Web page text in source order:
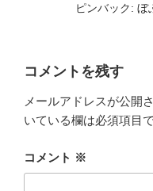
ピンバック: ぼ
コメントを残す
メールアドレスが公開
いている欄は必須項目
コメント ※